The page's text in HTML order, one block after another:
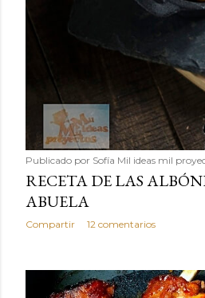
Publicado por Sofía Mil ideas mil
RECETA DE LAS
ABUELA
Compartir 12 comentarios